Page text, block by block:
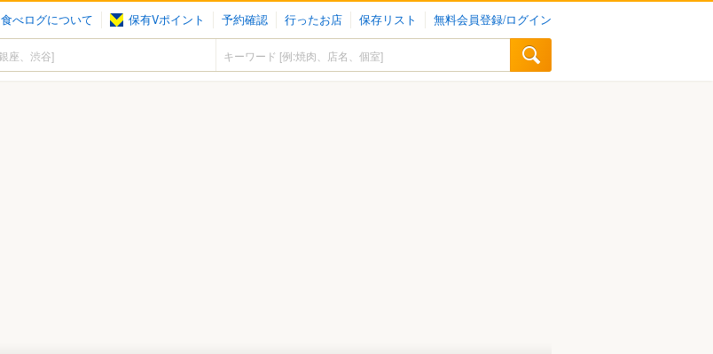
食べログについて 保有Vポイント 予約確認 行ったお店 保存リスト 無料会員登録/ログイン